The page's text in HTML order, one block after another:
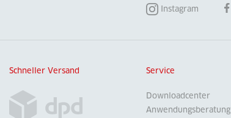
Instagram
Schneller Versand Service
Downloadcenter
Anwendungsberatung